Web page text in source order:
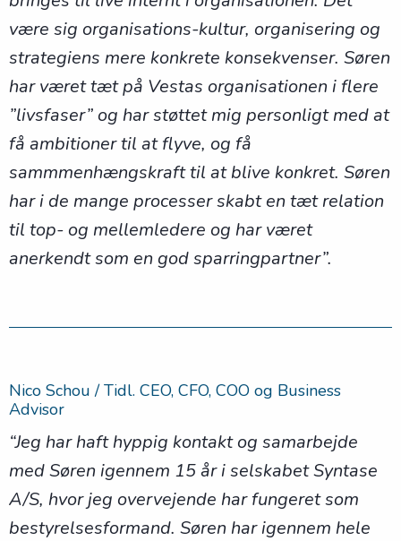
være sig organisations-kultur, organisering og
strategiens mere konkrete konsekvenser. Søren
har været tæt på Vestas organisationen i flere
”livsfaser” og har støttet mig personligt med at
få ambitioner til at flyve, og få
sammmenhængskraft til at blive konkret. Søren
har i de mange processer skabt en tæt relation
til top- og mellemledere og har været
anerkendt som en god sparringpartner”.
Nico Schou / Tidl. CEO, CFO, COO og Business
Advisor
“Jeg har haft hyppig kontakt og samarbejde
med Søren igennem 15 år i selskabet Syntase
A/S, hvor jeg overvejende har fungeret som
bestyrelsesformand. Søren har igennem hele